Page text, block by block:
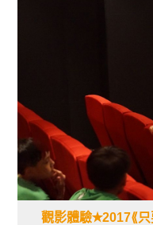
觀影體驗✭2017⟪只